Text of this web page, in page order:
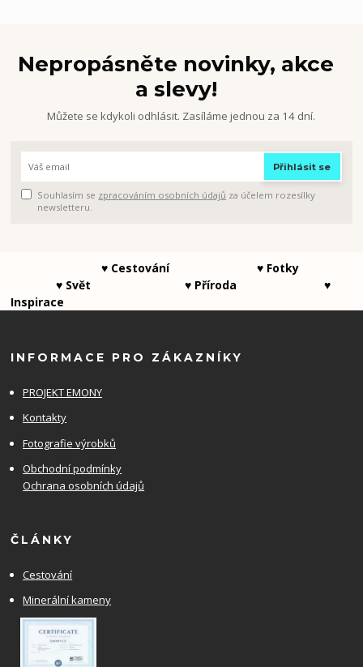
Nepropásněte novinky, akce
a slevy!
Můžete se kdykoli odhlásit. Zasíláme jednou za 14 dní.
Přihlásit se
Souhlasím se zpracováním osobních údajů za účelem rozesílky
newsletteru.
♥ Cestování ♥ Fotky
♥ Svět ♥ Příroda ♥
Inspirace
INFORMACE PRO ZÁKAZNÍKY
PROJEKT EMONY
Kontakty
Fotografie výrobků
Obchodní podmínky
Ochrana osobních údajů
ČLÁNKY
Cestování
Minerální kameny